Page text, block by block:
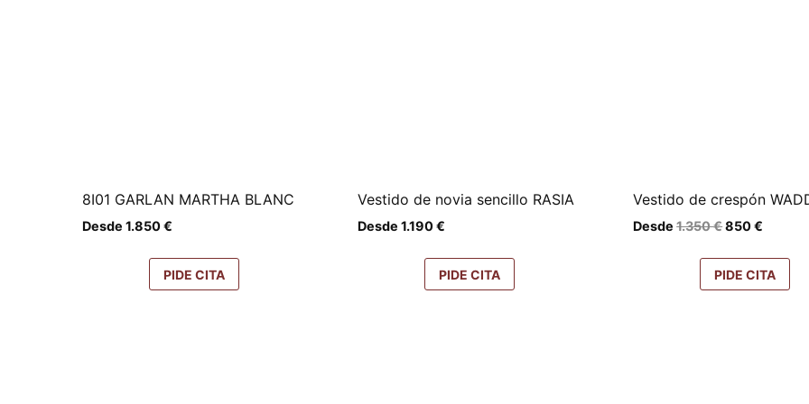
8I01 GARLAN MARTHA BLANC
Desde1.850€
PIDE CITA
Vestido de novia sencillo RASIA
Desde1.190€
PIDE CITA
Vestido de crespón
Desde1.350€El
original
era:
1.350 €.
850€
actual
es:
850 €.
PIDE CITA